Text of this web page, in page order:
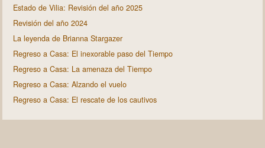
Estado de Vilia: Revisión del año 2025
Revisión del año 2024
La leyenda de Brianna Stargazer
Regreso a Casa: El inexorable paso del Tiempo
Regreso a Casa: La amenaza del Tiempo
Regreso a Casa: Alzando el vuelo
Regreso a Casa: El rescate de los cautivos